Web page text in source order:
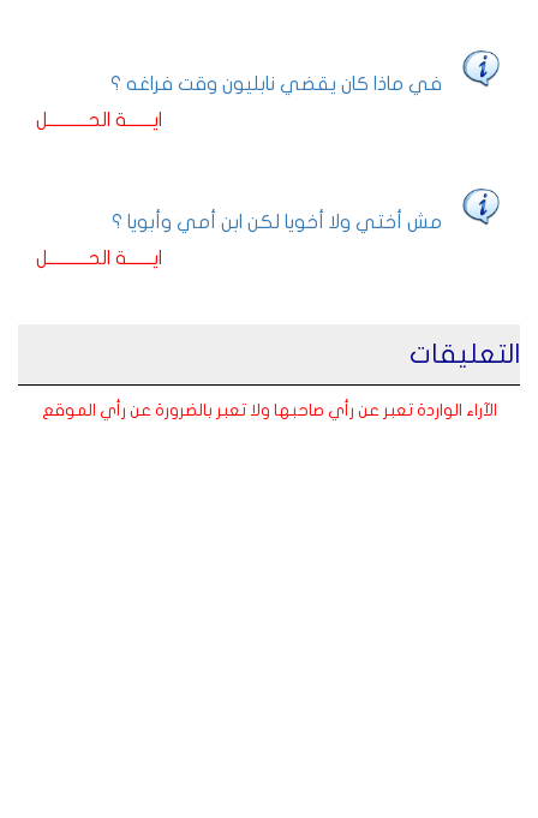
في ماذا كان يقضي نابليون وقت فراغه ؟
ايـــــــة الحـــــــــــل
مش أختي ولا أخويا لكن ابن أمي وأبويا ؟
ايـــــــة الحـــــــــــل
التعليقات
الآراء الواردة تعبر عن رأي صاحبها ولا تعبر بالضرورة عن رأي الموقع